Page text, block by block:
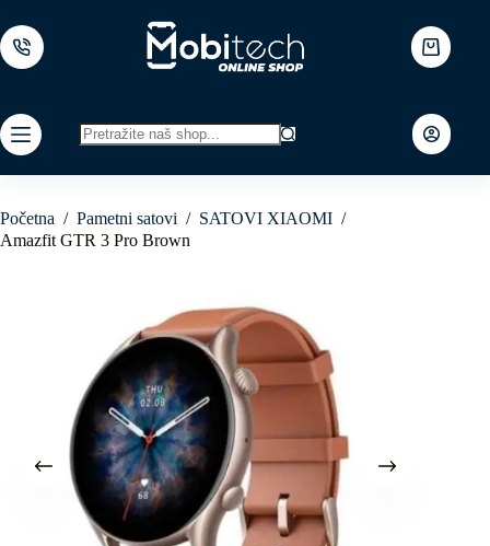
to
content
Shopping
cart
results
Početna / Pametni satovi / SATOVI XIAOMI /
Amazfit GTR 3 Pro Brown